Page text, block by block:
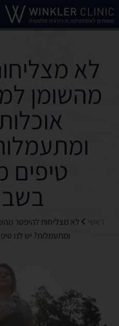
לא
מהשומן
טיפים
ראשי
לא מצליחות להיפטר
ומתעמלות? יש לנו